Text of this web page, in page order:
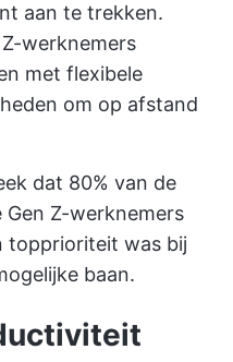
aan te trekken.
werknemers
met flexibele
om op afstand
dat 80% van de
Gen Z-werknemers
topprioriteit was bij
baan.